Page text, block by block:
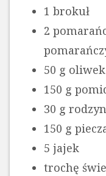
1 brokuł
2
50 g
150 g
30 g
150 g
5 jajek
trochę